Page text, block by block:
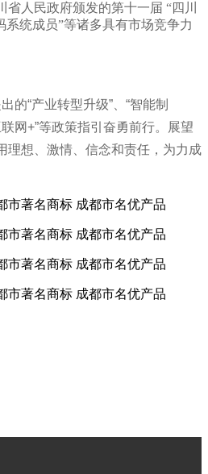
人民政府颁发的第十一届 “四川
系统成员”等诸多具有市场竞争力
“产业转型升级”、“智能制
联网+”等政策指引奋勇前行。展望
理想、激情、信念和责任，为力成